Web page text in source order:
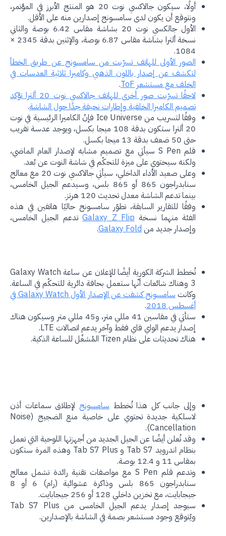
أولًا، سيكون جالاكسي نوت 20 هو المنتج الأبرز في المؤتمر،
ونتوقع أن يكون لدى سامسونج إصدارين منه على الأقل.
الأول جالكسي نوت 20 بشاشة مقاس 6.42 بوصة والثاني
نسخة ألترا بشاشة مقاس 6.87 بوصة، والإثنين بدقة 2345 ×
1084.
الصور الأولى للهاتف تسرّبت من سامسونج عن طريق الخطأ
لتكشف عن إصدار باللون الذهبي وكاميرا ثلاثية العدسات في
الخلف مع مستشعر ToF
.
لاحقًا تسرّبت صور أخرى للهاتف جالاكسي نوت 20 ألترا تؤكد
تصميم الكاميرا الخلفية وإطارات نحيفة جدًا حول الشاشة.
وفقًا لتسريب من Ice Universe فإنّ الكاميرا الرئيسية في نوت
20 ألترا ستكون بدقة 108 ميجا بكسل، ويوجد عدسة تقريب
قلم S Pen سيأتي مع تصميم مشابه لإصدار العام الماضي،
ولكنه سيحتوي على ميزة للتحكّم في شاشة النوت عن بُعد.
وعلى صعيد الأداء الداخلي، سيأتي جالاكسي نوت 20 مع معالج
سنابدراجون 865 أو 865 بلس، وسيدعم الجيل الخامس،
بينما تدعم الشاشة معدل تحديث 120 هرتز.
وفقًا للتقارير السابقة، تطوّر سامسونج حاليًا هاتفين في هذه
الفئة منهما نسخةGalaxy Z Flipتدعم الجيل الخامس،
وإصدار جديد منGalaxy Fold
.
تُخطط الشركة الكورية أيضًا للإعلان عن ساعة Galaxy Watch
3 وهناك شائعات أنّها ستعمل بحافة دائرية للتحكّم في الساعة.
وكانت
سامسونج كشفت عن الإصدار الأول Galaxy Watch في
أغسطس 2018
.
ستأتي في مقاسين 41 مللي متر، و45 مللي متر وسيكون هناك
إصدار يدعم الواي فاي فقط وآخر يدعم اتصالات LTE.
هناك تحديثات على نظام Tizen المُشغّل للساعة الذكية.
وإلى جانب كل هذا تُخططسامسونجلإطلاق سماعات أذن
لاسلكية جديدة تحتوي على خاصية منع الضجيج (Noise
Cancellation).
وقد تُعلن أيضًا عن الجيل الجديد من أجهزتها اللوحية التي تعمل
بنظام اندرويد Tab S7 و Tab S7 Plus وهذه المرة ستكون
بمقاس 11 و 12.4 بوصة.
وتدعم قلم S Pen مع مواصفات تقنية رائدة تشمل معالج
جيجابايت، مع تخزين داخلي 128 أو 256 جيجابايت.
سيوجد إصدار يدعم الجيل الخامس من Tab S7 Plus
ويُتوقع وجود مستشعر بصمة في الشاشة بالإصدارين.